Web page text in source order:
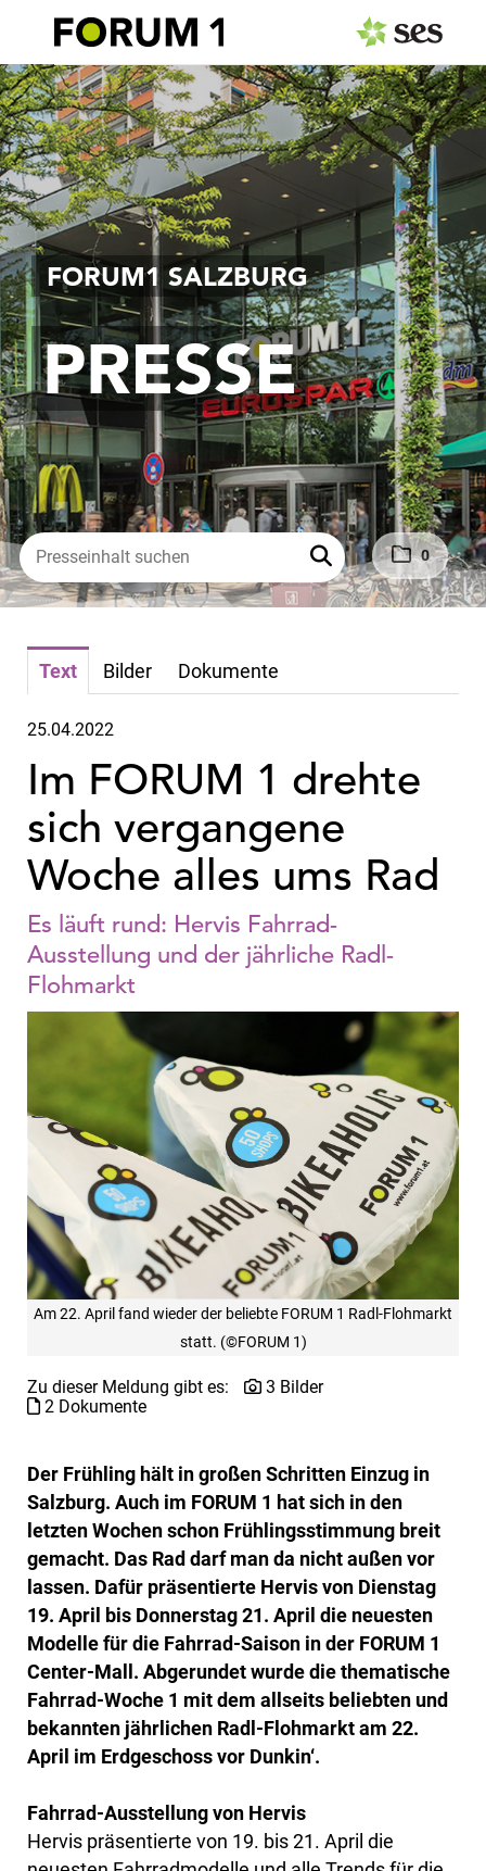
0
FORUM1 SALZBURG
PRESSE
PRESSEAUSSENDUNGEN
Center & Marken
Events
Services
MEDIAGALERIE
PRESSEKONTAKT
Text Bilder Dokumente
25.04.2022
Im FORUM 1 drehte
sich vergangene
Woche alles ums Rad
Es läuft rund: Hervis Fahrrad-
Ausstellung und der jährliche Radl-
Flohmarkt
Am 22. April fand wieder der beliebte FORUM 1 Radl-Flohmarkt
statt. (©FORUM 1)
Zu dieser Meldung gibt es:
3 Bilder
2 Dokumente
Der Frühling hält in großen Schritten Einzug in
Salzburg. Auch im FORUM 1 hat sich in den
letzten Wochen schon Frühlingsstimmung breit
gemacht. Das Rad darf man da nicht außen vor
lassen. Dafür präsentierte Hervis von Dienstag
19. April bis Donnerstag 21. April die neuesten
Modelle für die Fahrrad-Saison in der FORUM 1
Center-Mall. Abgerundet wurde die thematische
Fahrrad-Woche 1 mit dem allseits beliebten und
bekannten jährlichen Radl-Flohmarkt am 22.
April im Erdgeschoss vor Dunkin‘.
Fahrrad-Ausstellung von Hervis
Hervis präsentierte von 19. bis 21. April die